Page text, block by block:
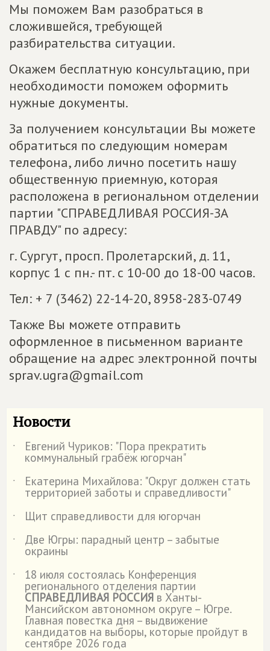
Мы поможем Вам разобраться в
сложившейся, требующей
разбирательства ситуации.
Окажем бесплатную консультацию, при
необходимости поможем оформить
нужные документы.
За получением консультации Вы можете
обратиться по следующим номерам
телефона, либо лично посетить нашу
общественную приемную, которая
расположена в региональном отделении
партии "СПРАВЕДЛИВАЯ РОССИЯ-ЗА
ПРАВДУ" по адресу:
г. Сургут, просп. Пролетарский, д. 11,
корпус 1 с пн.- пт. с 10-00 до 18-00 часов.
Тел: + 7 (3462) 22-14-20, 8958-283-0749
Также Вы можете отправить
оформленное в письменном варианте
обращение на адрес электронной почты
sprav.ugra@gmail.com
Новости
˙ Евгений Чуриков: "Пора прекратить
коммунальный грабёж югорчан"
˙
Екатерина Михайлова: "Округ должен стать
территорией заботы и справедливости"
˙
Щит справедливости для югорчан
˙
Две Югры: парадный центр – забытые
окраины
˙
18 июля состоялась Конференция
регионального отделения партии
СПРАВЕДЛИВАЯ РОССИЯ в Ханты-
Мансийском автономном округе – Югре.
Главная повестка дня – выдвижение
кандидатов на выборы, которые пройдут в
сентябре 2026 года